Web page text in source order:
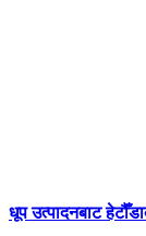
धूप उत्पादनबाट